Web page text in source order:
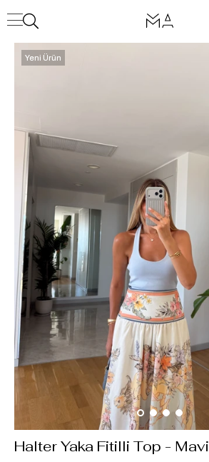
Yeni Ürün
Halter Yaka Fitilli Top - Mavi